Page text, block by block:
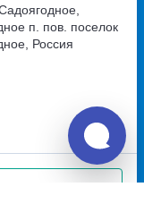
п. пов. поселок
Россия